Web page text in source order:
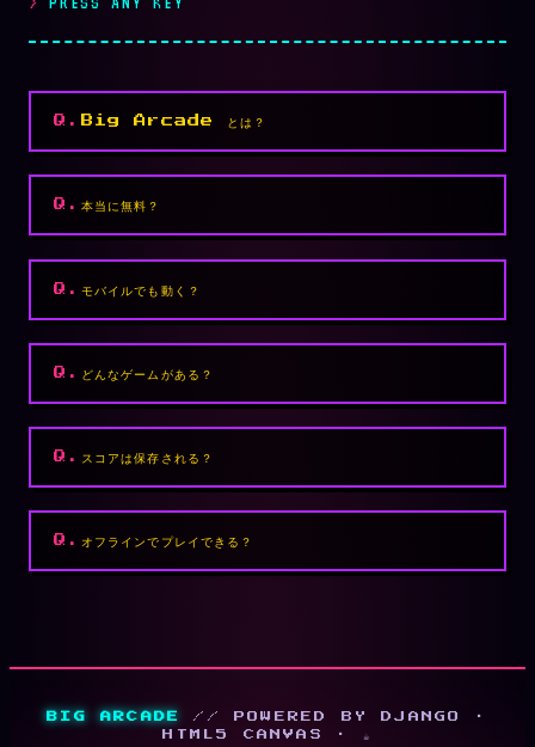
Big Arcade とは？
本当に無料？
モバイルでも動く？
どんなゲームがある？
スコアは保存される？
オフラインでプレイできる？
BIG ARCADE
// POWERED BY DJANGO ·
HTML5 CANVAS · ☕